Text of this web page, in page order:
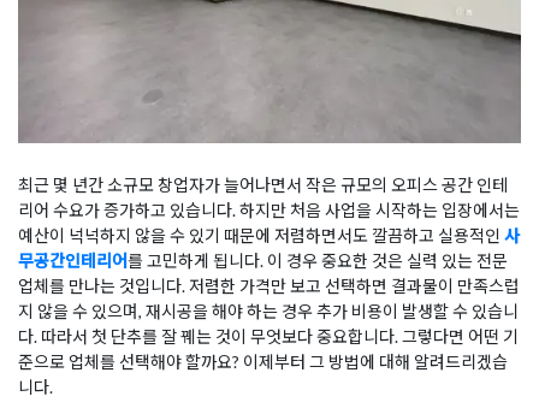
최근 몇 년간 소규모 창업자가 늘어나면서 작은 규모의 오피스 공간 인테
리어 수요가 증가하고 있습니다. 하지만 처음 사업을 시작하는 입장에서는
예산이 넉넉하지 않을 수 있기 때문에 저렴하면서도 깔끔하고 실용적인 사
무공간인테리어를 고민하게 됩니다. 이 경우 중요한 것은 실력 있는 전문
업체를 만나는 것입니다. 저렴한 가격만 보고 선택하면 결과물이 만족스럽
지 않을 수 있으며, 재시공을 해야 하는 경우 추가 비용이 발생할 수 있습니
다. 따라서 첫 단추를 잘 꿰는 것이 무엇보다 중요합니다. 그렇다면 어떤 기
준으로 업체를 선택해야 할까요? 이제부터 그 방법에 대해 알려드리겠습
니다.